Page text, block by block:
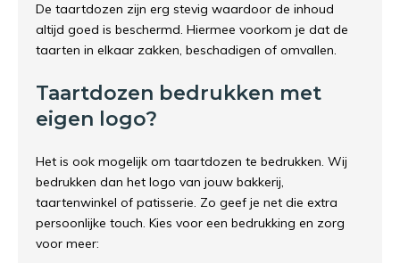
De taartdozen zijn erg stevig waardoor de inhoud
altijd goed is beschermd. Hiermee voorkom je dat de
taarten in elkaar zakken, beschadigen of omvallen.
Taartdozen bedrukken met
eigen logo?
Het is ook mogelijk om taartdozen te bedrukken. Wij
bedrukken dan het logo van jouw bakkerij,
taartenwinkel of patisserie. Zo geef je net die extra
persoonlijke touch. Kies voor een bedrukking en zorg
voor meer: